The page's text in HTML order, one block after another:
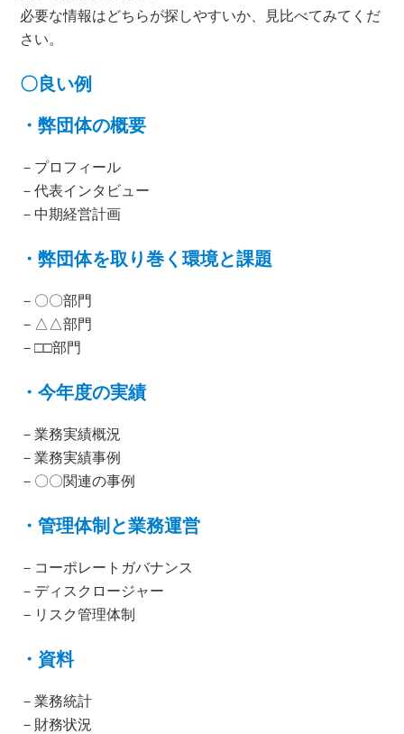
必要な情報はどちらが探しやすいか、見比べてみてくだ
さい。
〇良い例
・弊団体の概要
－プロフィール
－代表インタビュー
－中期経営計画
・弊団体を取り巻く環境と課題
－〇〇部門
－△△部門
－□□部門
・今年度の実績
－業務実績概況
－業務実績事例
－〇〇関連の事例
・管理体制と業務運営
－コーポレートガバナンス
－ディスクロージャー
－リスク管理体制
・資料
－業務統計
－財務状況